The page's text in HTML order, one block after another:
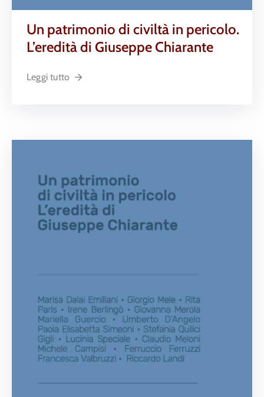
Un patrimonio di civiltà in pericolo.
L’eredità di Giuseppe Chiarante
Leggi tutto